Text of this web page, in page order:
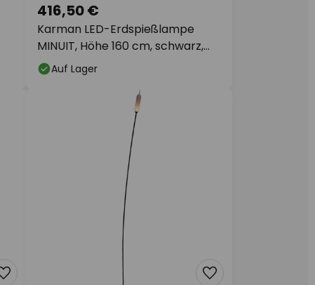
Karman LED-Erdspießlampe
MINUIT, Höhe 160 cm, schwarz,
IP65
416,50 €
Auf Lager